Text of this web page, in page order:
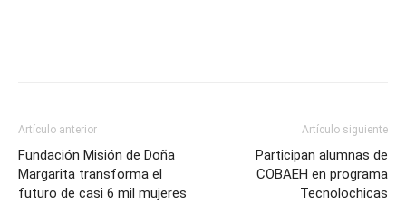
Artículo anterior
Fundación Misión de Doña
Margarita transforma el
futuro de casi 6 mil mujeres
Artículo siguiente
Participan alumnas de
COBAEH en programa
Tecnolochicas